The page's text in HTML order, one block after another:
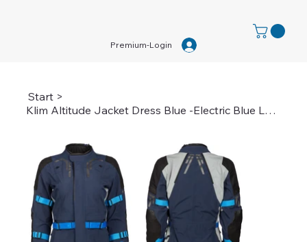
Premium-Login
Start >
Klim Altitude Jacket Dress Blue -Electric Blue Lemonade